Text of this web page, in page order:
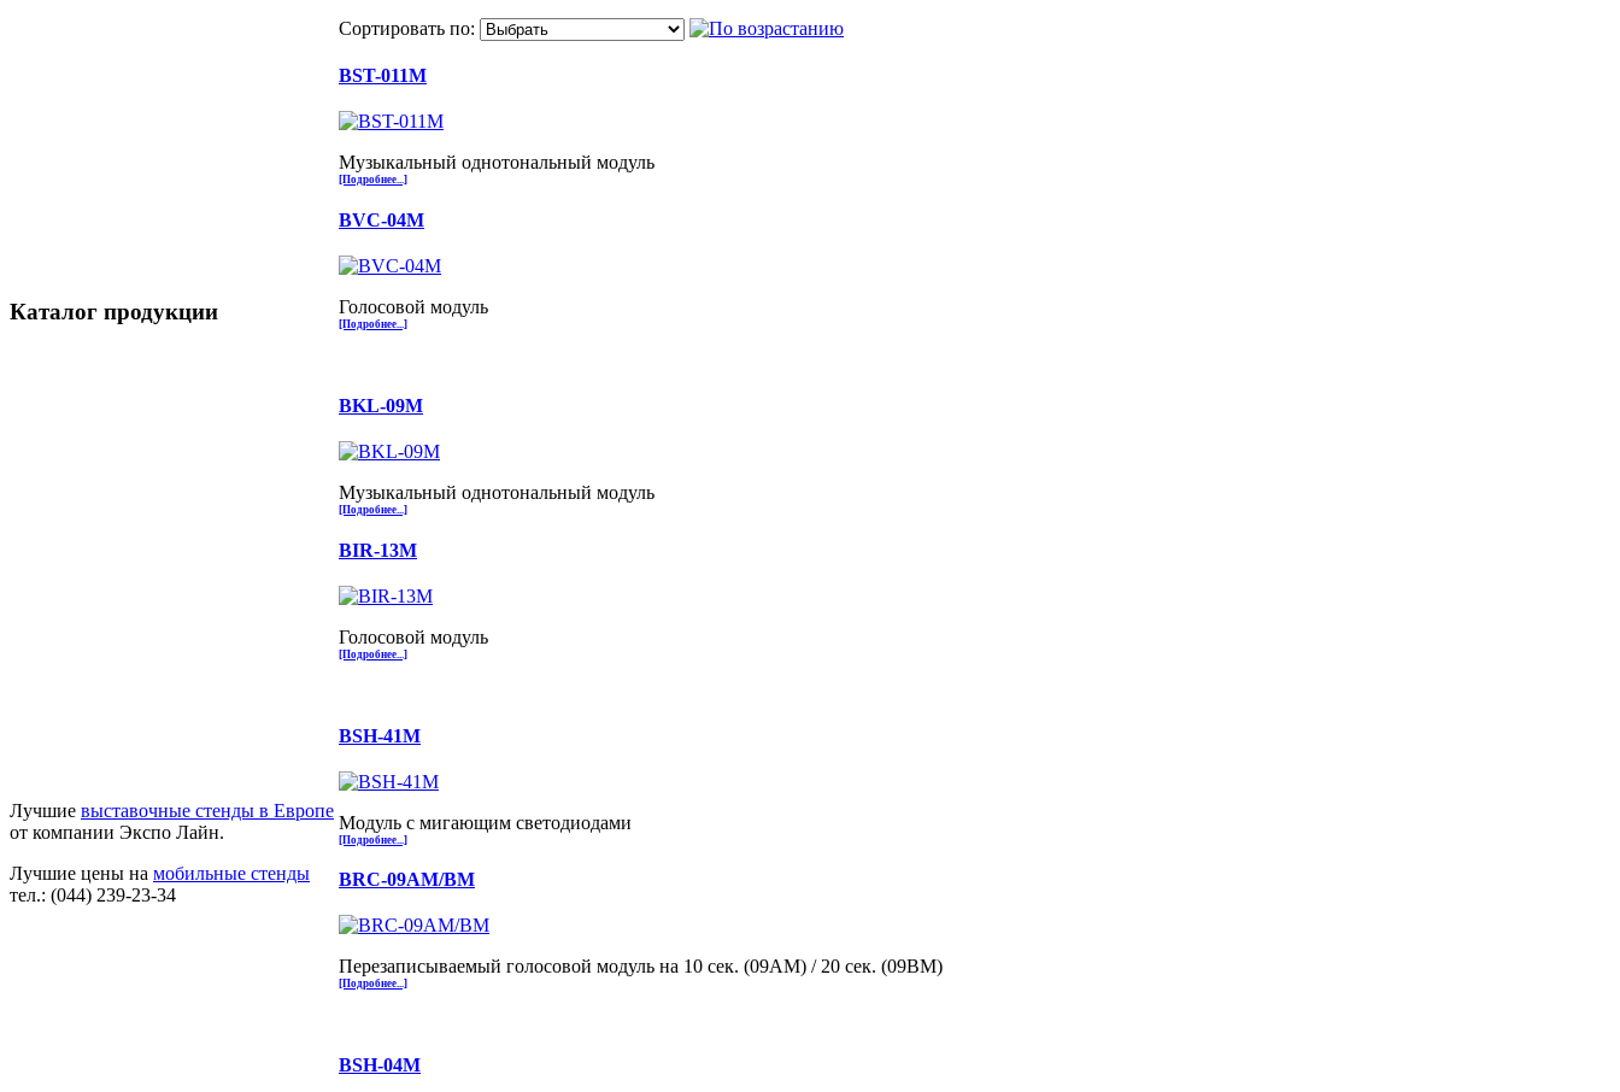
Каталог продукции
Лучшие выставочные стенды в Европе
от компании Экспо Лайн.
Лучшие цены на мобильные стенды
тел.: (044) 239-23-34
Сортировать по:
BST-011M
Музыкальный однотональный модуль
[Подробнее...]
BVC-04M
Голосовой модуль
[Подробнее...]
BKL-09M
Музыкальный однотональный модуль
[Подробнее...]
BIR-13M
Голосовой модуль
[Подробнее...]
BSH-41M
Модуль с мигающим светодиодами
[Подробнее...]
BRC-09AM/BM
Перезаписываемый голосовой модуль на 10 сек. (09AM) / 20 сек. (09BM)
[Подробнее...]
BSH-04M